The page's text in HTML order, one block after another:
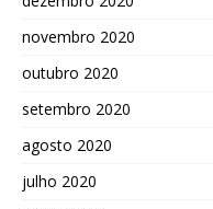
novembro 2020
outubro 2020
setembro 2020
agosto 2020
julho 2020